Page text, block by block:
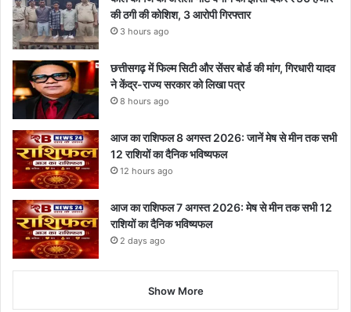
की ठगी की कोशिश, 3 आरोपी गिरफ्तार
3 hours ago
छत्तीसगढ़ में फिल्म सिटी और सेंसर बोर्ड की मांग, गिरधारी यादव
ने केंद्र-राज्य सरकार को लिखा पत्र
8 hours ago
आज का राशिफल 8 अगस्त 2026: जानें मेष से मीन तक सभी
12 राशियों का दैनिक भविष्यफल
12 hours ago
आज का राशिफल 7 अगस्त 2026: मेष से मीन तक सभी 12
राशियों का दैनिक भविष्यफल
2 days ago
Show More